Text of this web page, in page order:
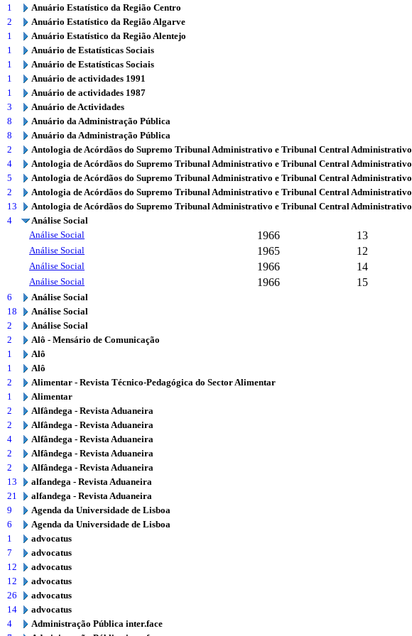
1
Anuário Estatístico da Região Centro
2
Anuário Estatístico da Região Algarve
1
Anuário Estatístico da Região Alentejo
1
Anuário de Estatísticas Sociais
1
Anuário de Estatísticas Sociais
1
Anuário de actividades 1991
1
Anuário de actividades 1987
3
Anuário de Actividades
8
Anuário da Administração Pública
8
Anuário da Administração Pública
2
Antologia de Acórdãos do Supremo Tribunal Administrativo e Tribunal Central Administrativo
4
Antologia de Acórdãos do Supremo Tribunal Administrativo e Tribunal Central Administrativo
5
Antologia de Acórdãos do Supremo Tribunal Administrativo e Tribunal Central Administrativo
2
Antologia de Acórdãos do Supremo Tribunal Administrativo e Tribunal Central Administrativo
13
Antologia de Acórdãos do Supremo Tribunal Administrativo e Tribunal Central Administrativo
4
Análise Social
Análise Social
1966 13
Análise Social 1965 12
Análise Social 1966 14
Análise Social 1966 15
6
Análise Social
18
Análise Social
2
Análise Social
2
Alô - Mensário de Comunicação
1
Alô
1
Alô
2
Alimentar - Revista Técnico-Pedagógica do Sector Alimentar
1
Alimentar
2
Alfândega - Revista Aduaneira
2
Alfândega - Revista Aduaneira
4
Alfândega - Revista Aduaneira
2
Alfândega - Revista Aduaneira
2
Alfândega - Revista Aduaneira
13
alfandega - Revista Aduaneira
21
alfandega - Revista Aduaneira
9
Agenda da Universidade de Lisboa
6
Agenda da Universidade de Lisboa
1
advocatus
7
advocatus
12
advocatus
12
advocatus
26
advocatus
14
advocatus
4
Administração Pública inter.face